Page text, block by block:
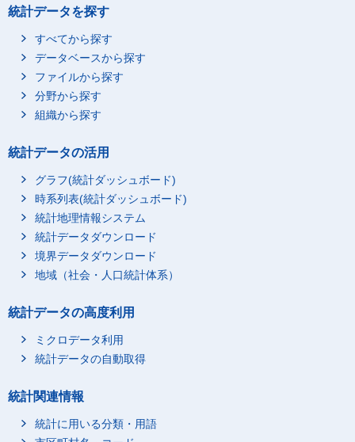
統計データを探す
すべてから探す
データベースから探す
ファイルから探す
分野から探す
組織から探す
統計データの活用
グラフ(統計ダッシュボード)
時系列表(統計ダッシュボード)
統計地理情報システム
統計データダウンロード
境界データダウンロード
地域（社会・人口統計体系）
統計データの高度利用
ミクロデータ利用
統計データの自動取得
統計関連情報
統計に用いる分類・用語